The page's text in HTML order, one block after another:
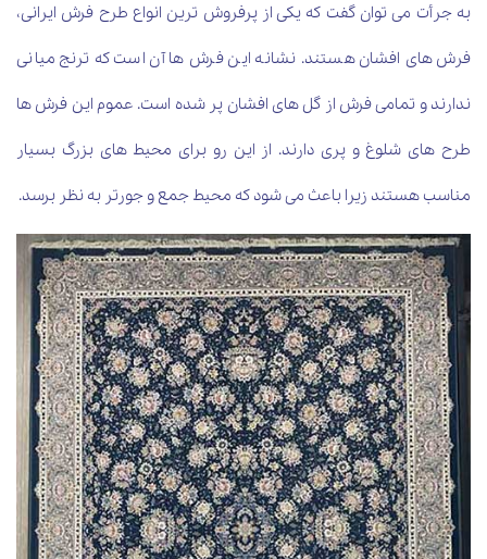
به جرأت می توان گفت که یکی از پرفروش ترین انواع طرح فرش ایرانی،
فرش های افشان هستند. نشانه این فرش ها آن است که ترنج میانی
ندارند و تمامی فرش از گل های افشان پر شده است. عموم این فرش ها
طرح های شلوغ و پری دارند. از این رو برای محیط های بزرگ بسیار
مناسب هستند زیرا باعث می شود که محیط جمع و جورتر به نظر برسد.